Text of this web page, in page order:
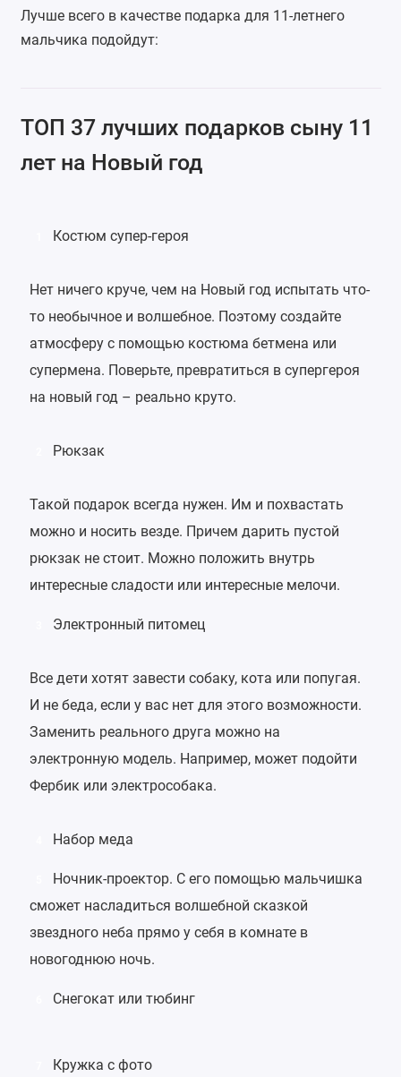
Лучше всего в качестве подарка для 11-летнего
мальчика подойдут:
ТОП 37 лучших подарков сыну 11
лет на Новый год
Костюм супер-героя
Нет ничего круче, чем на Новый год испытать что-
то необычное и волшебное. Поэтому создайте
атмосферу с помощью костюма бетмена или
супермена. Поверьте, превратиться в супергероя
на новый год – реально круто.
Рюкзак
Такой подарок всегда нужен. Им и похвастать
можно и носить везде. Причем дарить пустой
рюкзак не стоит. Можно положить внутрь
интересные сладости или интересные мелочи.
Электронный питомец
Все дети хотят завести собаку, кота или попугая.
И не беда, если у вас нет для этого возможности.
Заменить реального друга можно на
электронную модель. Например, может подойти
Фербикили электрособака.
Набор меда
Ночник-проектор. С его помощью мальчишка
сможет насладиться волшебной сказкой
звездного неба прямо у себя в комнате в
новогоднюю ночь.
Снегокат илитюбинг
Кружка с фото